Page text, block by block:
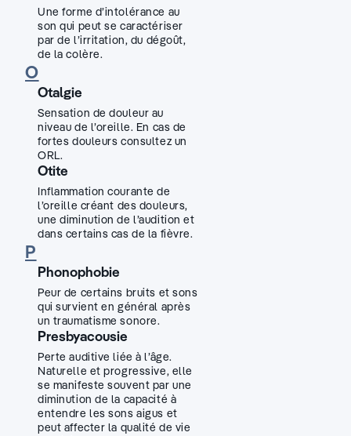
Une forme d’intolérance au
son qui peut se caractériser
par de l’irritation, du dégoût,
de la colère.
O
Otalgie
Sensation de douleur au
niveau de l’oreille. En cas de
fortes douleurs consultez un
ORL.
Otite
Inflammation courante de
l’oreille créant des douleurs,
une diminution de l’audition et
dans certains cas de la fièvre.
P
Phonophobie
Peur de certains bruits et sons
qui survient en général après
un traumatisme sonore.
Presbyacousie
Perte auditive liée à l’âge.
Naturelle et progressive, elle
se manifeste souvent par une
diminution de la capacité à
entendre les sons aigus et
peut affecter la qualité de vie